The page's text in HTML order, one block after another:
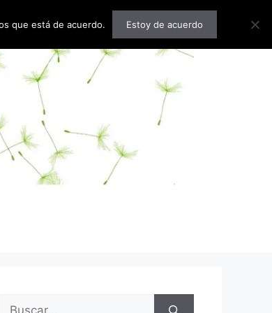
Buscar:
que está de acuerdo. Estoy de acuerdo